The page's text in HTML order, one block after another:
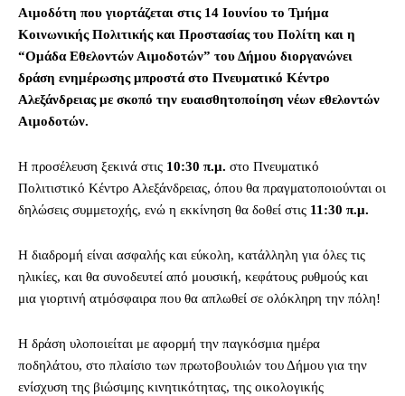
Αιμοδότη που γιορτάζεται στις 14 Ιουνίου το Τμήμα
Κοινωνικής Πολιτικής και Προστασίας του Πολίτη και η
“Ομάδα Εθελοντών Αιμοδοτών” του Δήμου διοργανώνει
δράση ενημέρωσης μπροστά στο Πνευματικό Κέντρο
Αλεξάνδρειας με σκοπό την ευαισθητοποίηση νέων εθελοντών
Αιμοδοτών.
Η προσέλευση ξεκινά στις 10:30 π.μ. στο Πνευματικό
Πολιτιστικό Κέντρο Αλεξάνδρειας, όπου θα πραγματοποιούνται οι
δηλώσεις συμμετοχής, ενώ η εκκίνηση θα δοθεί στις 11:30 π.μ.
Η διαδρομή είναι ασφαλής και εύκολη, κατάλληλη για όλες τις
ηλικίες, και θα συνοδευτεί από μουσική, κεφάτους ρυθμούς και
μια γιορτινή ατμόσφαιρα που θα απλωθεί σε ολόκληρη την πόλη!
Η δράση υλοποιείται με αφορμή την παγκόσμια ημέρα
ποδηλάτου, στο πλαίσιο των πρωτοβουλιών του Δήμου για την
ενίσχυση της βιώσιμης κινητικότητας, της οικολογικής